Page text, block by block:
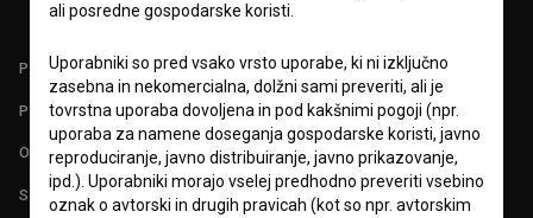
PARTNERJI
POGOJI UPORABE
O PROJEKTU
STATISTIKA
ali posredne gospodarske koristi.
Uporabniki so pred vsako vrsto uporabe, ki ni izključno
zasebna in nekomercialna, dolžni sami preveriti, ali je
tovrstna uporaba dovoljena in pod kakšnimi pogoji (npr.
uporaba za namene doseganja gospodarske koristi, javno
reproduciranje, javno distribuiranje, javno prikazovanje,
ipd.). Uporabniki morajo vselej predhodno preveriti vsebino
oznak o avtorski in drugih pravicah (kot so npr. avtorskim